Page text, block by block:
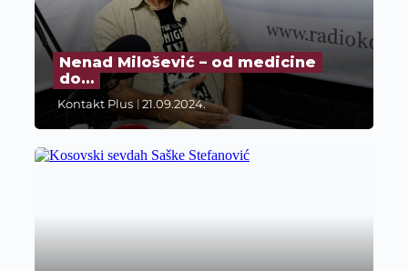
Nenad Milošević – od medicine
do…
Kontakt Plus 21.09.2024.